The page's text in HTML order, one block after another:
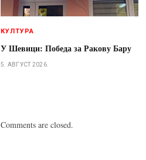
КУЛТУРА
У Шевици: Победа за Ракову Бару
5. АВГУСТ 2026.
Comments are closed.